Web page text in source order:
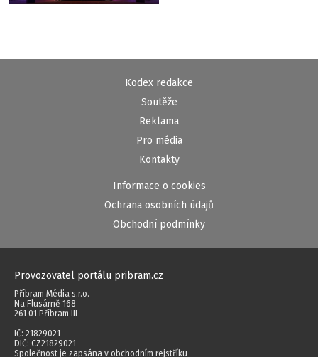
Kodex redakce
Soutěže
Reklama
Pro média
Kontakty
Informace o cookies
Ochrana osobních údajů
Obchodní podmínky
Provozovatel portálu pribram.cz
Příbram Média s.r.o.
Na Flusárně 168
261 01 Příbram III
IČ: 21829021
DIČ: CZ21829021
Společnost je zapsána v obchodním rejstříku